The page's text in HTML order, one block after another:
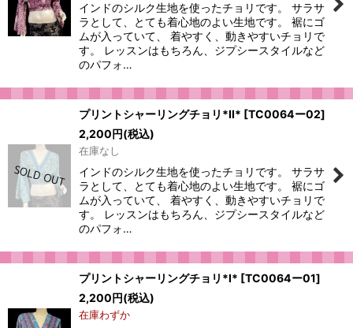
インドのシルク生地を使ったチョリです。 サラサ
ラとして、とても着心地のよい生地です。 裾にゴ
ムが入っていて、 着やすく、動きやすいチョリで
す。 レッスンはもちろん、ジプシースタイルなど
のパフォ…
プリントシャーリングチョリ*II* [TC0064ー02]
2,200円(税込)
在庫なし
インドのシルク生地を使ったチョリです。 サラサ
ラとして、とても着心地のよい生地です。 裾にゴ
ムが入っていて、 着やすく、動きやすいチョリで
す。 レッスンはもちろん、ジプシースタイルなど
のパフォ…
プリントシャーリングチョリ*I* [TC0064ー01]
2,200円(税込)
在庫わずか